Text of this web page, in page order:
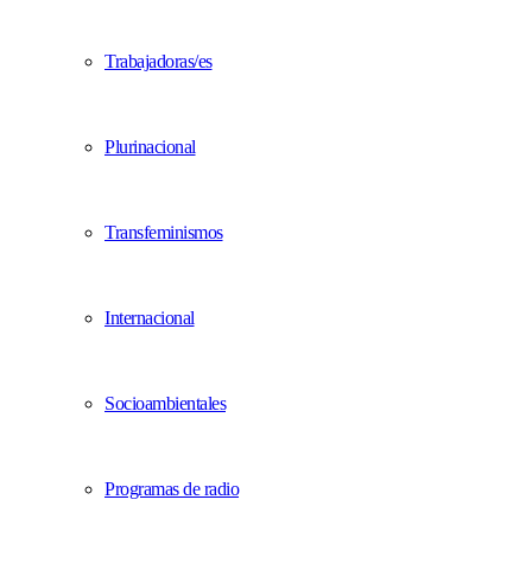
Trabajadoras/es
Plurinacional
Transfeminismos
Internacional
Socioambientales
Programas de radio